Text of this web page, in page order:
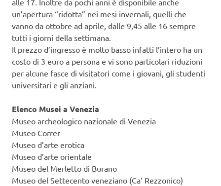
un’apertura “ridotta” nei mesi invernali, quelli che
vanno da ottobre ad aprile, dalle 9,45 alle 16 sempre
tutti i giorni della settimana.
Il prezzo d’ingresso è molto basso infatti l’intero ha un
costo di 3 euro a persona e vi sono particolari riduzioni
per alcune fasce di visitatori come i giovani, gli studenti
universitari e gli anziani.
Elenco Musei a Venezia
Museo archeologico nazionale di Venezia
Museo Correr
Museo d’arte erotica
Museo d’arte orientale
Museo del Merletto di Burano
Museo del Settecento veneziano (Ca’ Rezzonico)